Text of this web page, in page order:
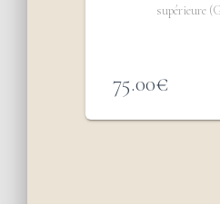
supérieure
75.00€